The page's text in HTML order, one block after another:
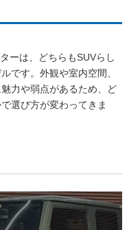
ーは、どちらもSUVらし
です。外観や室内空間、
力や弱点があるため、ど
選び方が変わってきま